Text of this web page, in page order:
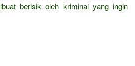
berisik oleh kriminal yang ingin